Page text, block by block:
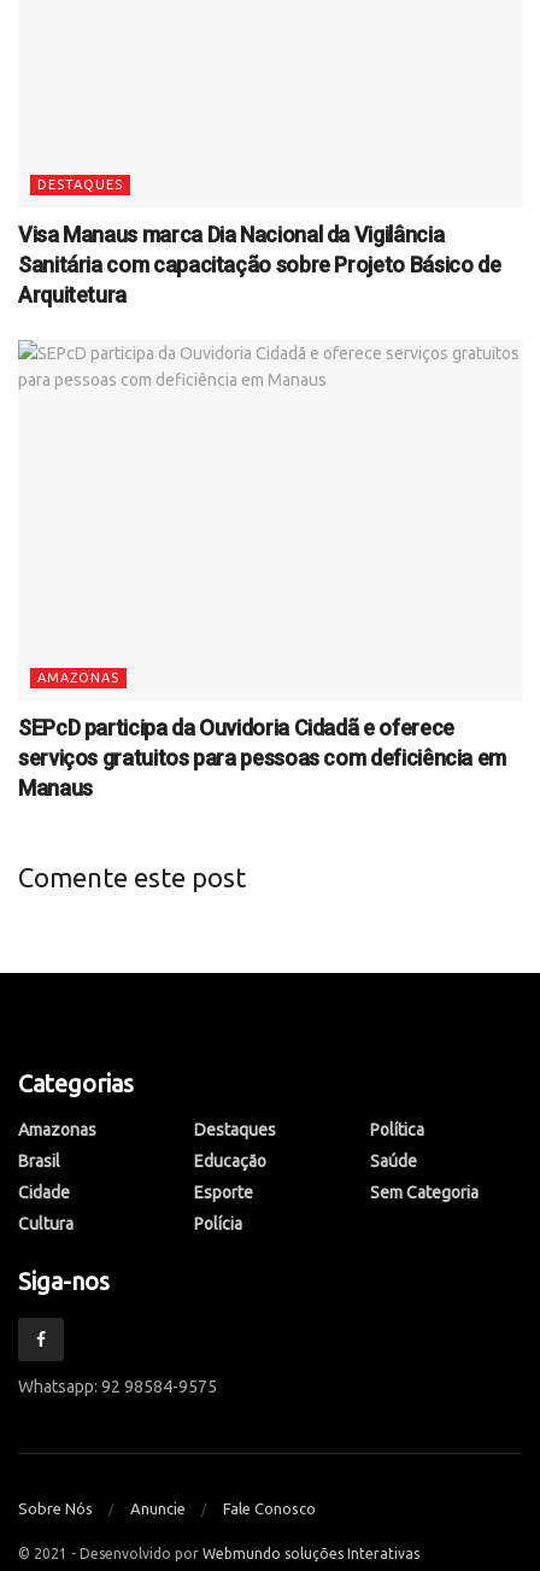
DESTAQUES
Visa Manaus marca Dia Nacional da Vigilância
Sanitária com capacitação sobre Projeto Básico de
Arquitetura
AMAZONAS
SEPcD participa da Ouvidoria Cidadã e oferece
serviços gratuitos para pessoas com deficiência em
Manaus
Comente este post
Categorias
Amazonas
Brasil
Cidade
Cultura
Destaques
Educação
Esporte
Polícia
Política
Saúde
Sem Categoria
Siga-nos
Whatsapp: 92 98584-9575
Sobre Nós Anuncie Fale Conosco
© 2021 - Desenvolvido por Webmundo soluções Interativas